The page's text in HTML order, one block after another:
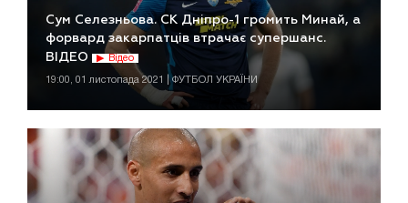
Сум Селезньова. СК Дніпро-1 громить Минай, а
форвард закарпатців втрачає супершанс.
ВІДЕО
Відео
19:00, 01 листопада 2021 | ФУТБОЛ УКРАЇНИ